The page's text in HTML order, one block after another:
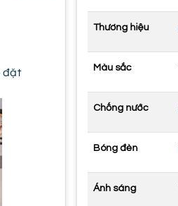
đặt
Thương hiệu
Màu sắc
Chống nước
Bóng đèn
Ánh sáng